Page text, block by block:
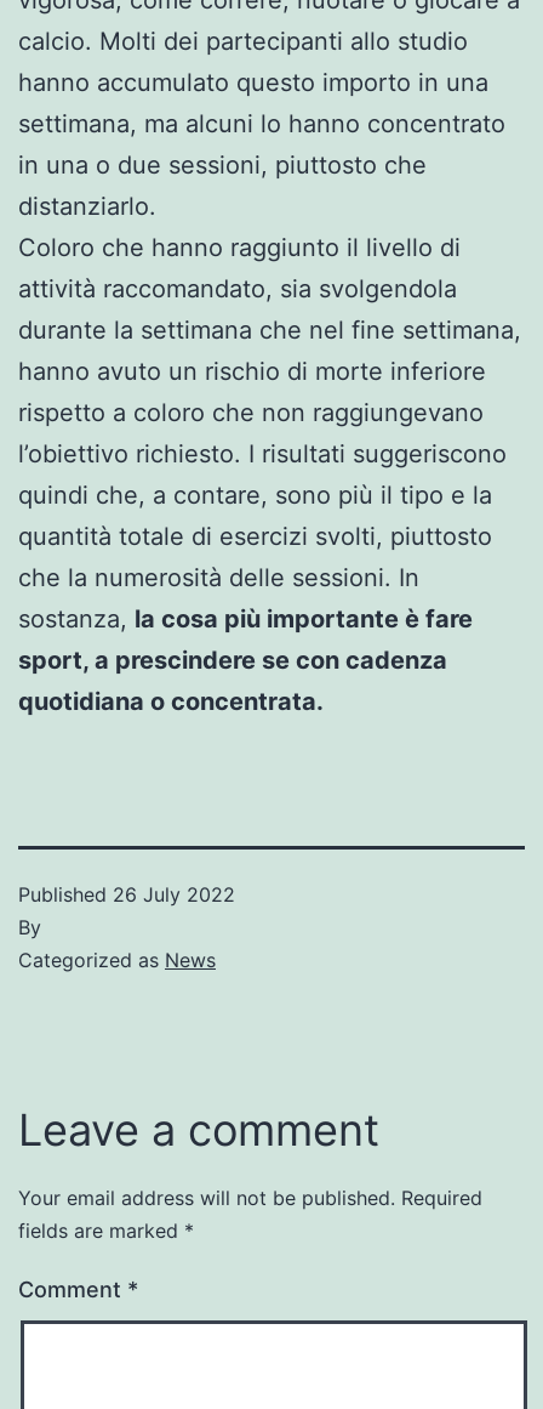
calcio. Molti dei partecipanti allo studio
hanno accumulato questo importo in una
settimana, ma alcuni lo hanno concentrato
in una o due sessioni, piuttosto che
distanziarlo.
Coloro che hanno raggiunto il livello di
attività raccomandato, sia svolgendola
durante la settimana che nel fine settimana,
hanno avuto un rischio di morte inferiore
rispetto a coloro che non raggiungevano
l’obiettivo richiesto. I risultati suggeriscono
quindi che, a contare, sono più il tipo e la
quantità totale di esercizi svolti, piuttosto
che la numerosità delle sessioni. In
sostanza, la cosa più importante è fare
sport, a prescindere se con cadenza
quotidiana o concentrata.
Published 26 July 2022
By
Categorized as News
Leave a comment
Your email address will not be published. Required
fields are marked *
Comment *